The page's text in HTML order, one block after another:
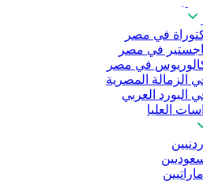
الصحية
الطبيعي
الاصطناعي
السيبراني
في مصر
في مصر
في مصر
الزمالة المصرية
البورد العربي
العليا